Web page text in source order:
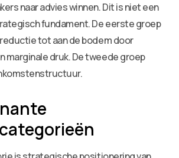
naar advies winnen. Dit is niet een
fundament. De eerste groep
tot aan de bodem door
marginale druk. De tweede groep